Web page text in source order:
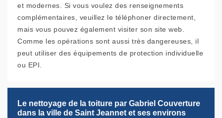
et modernes. Si vous voulez des renseignements
complémentaires, veuillez le téléphoner directement,
mais vous pouvez également visiter son site web.
Comme les opérations sont aussi très dangereuses, il
peut utiliser des équipements de protection individuelle
ou EPI.
Le nettoyage de la toiture par Gabriel Couverture
dans la ville de Saint Jeannet et ses environs